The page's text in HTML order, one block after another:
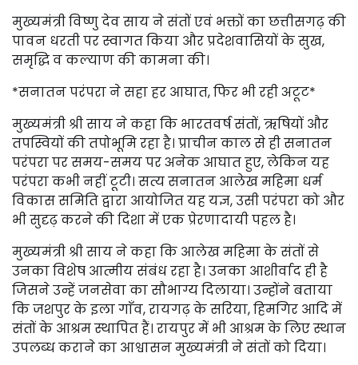
मुख्यमंत्री विष्णु देव साय ने संतों एवं भक्तों का छत्तीसगढ़ की
पावन धरती पर स्वागत किया और प्रदेशवासियों के सुख,
समृद्धि व कल्याण की कामना की।
*सनातन परंपरा ने सहा हर आघात, फिर भी रही अटूट*
मुख्यमंत्री श्री साय ने कहा कि भारतवर्ष संतों, ऋषियों और
तपस्वियों की तपोभूमि रहा है। प्राचीन काल से ही सनातन
परंपरा पर समय-समय पर अनेक आघात हुए, लेकिन यह
परंपरा कभी नहीं टूटी। सत्य सनातन आलेख महिमा धर्म
विकास समिति द्वारा आयोजित यह यज्ञ, उसी परंपरा को और
भी सुदृढ़ करने की दिशा में एक प्रेरणादायी पहल है।
मुख्यमंत्री श्री साय ने कहा कि आलेख महिमा के संतों से
उनका विशेष आत्मीय संबंध रहा है। उनका आशीर्वाद ही है
जिसने उन्हें जनसेवा का सौभाग्य दिलाया। उन्होंने बताया
कि जशपुर के इला गाँव, रायगढ़ के सरिया, हिमगिर आदि में
संतों के आश्रम स्थापित हैं। रायपुर में भी आश्रम के लिए स्थान
उपलब्ध कराने का आश्वासन मुख्यमंत्री ने संतों को दिया।